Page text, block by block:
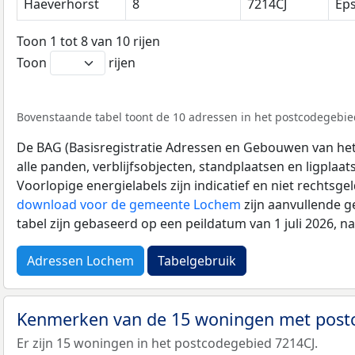
Haeverhorst
8 7214CJ
Toon 1 tot 8 van 10 rijen
Toon
rijen
Bovenstaande tabel toont de 10 adressen in het
De BAG (Basisregistratie Adressen en Gebouwen van
alle panden, verblijfsobjecten, standplaatsen en
Voorlopige energielabels zijn indicatief en niet
download voor de gemeente Lochem zijn aanvullende
tabel zijn gebaseerd op een peildatum van 1 juli 2026,
Adressen Lochem Tabelgebruik
Kenmerken van de 15 woningen met
Er zijn 15 woningen in het postcodegebied 7214CJ.